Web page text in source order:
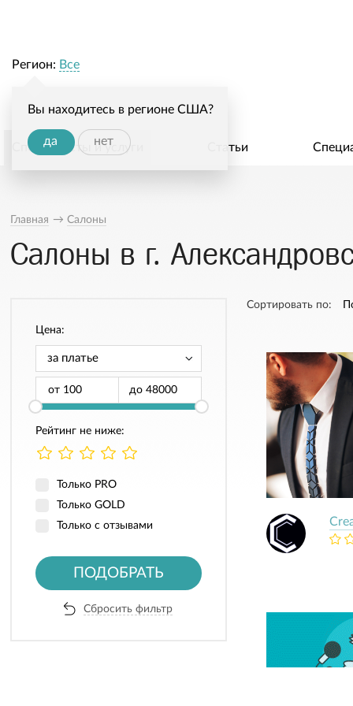
Регион: Все
Вы находитесь в регионе США?
да нет
Специалисты и услуги Статьи
Главная → Салоны
Салоны в г.
Цена:
от до
Рейтинг не ниже:
Только PRO
Только GOLD
Только с отзывами
ПОДОБРАТЬ
Сбросить фильтр
Сортировать по: